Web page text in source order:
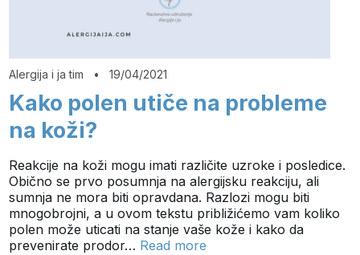
Alergija i ja tim •19/04/2021
Kako polen utiče na probleme
na koži?
Reakcije na koži mogu imati različite uzroke i posledice.
Obično se prvo posumnja na alergijsku reakciju, ali
sumnja ne mora biti opravdana. Razlozi mogu biti
mnogobrojni, a u ovom tekstu približićemo vam koliko
polen može uticati na stanje vaše kože i kako da
prevenirate prodor… Read more